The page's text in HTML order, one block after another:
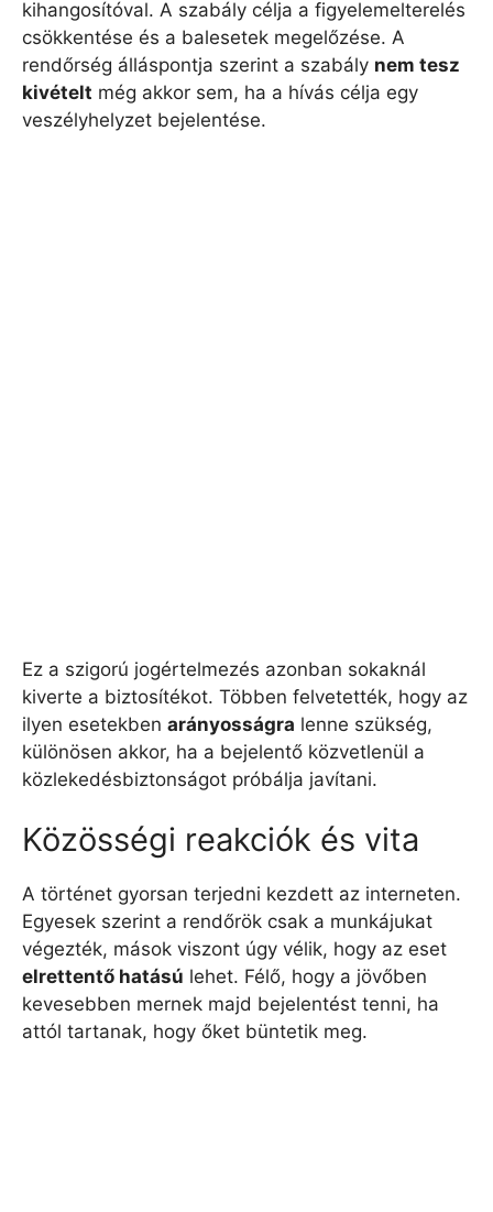
kihangosítóval. A szabály célja a figyelemelterelés
csökkentése és a balesetek megelőzése. A
rendőrség álláspontja szerint a szabály nem tesz
kivételt még akkor sem, ha a hívás célja egy
veszélyhelyzet bejelentése.
Ez a szigorú jogértelmezés azonban sokaknál
kiverte a biztosítékot. Többen felvetették, hogy az
ilyen esetekben arányosságra lenne szükség,
különösen akkor, ha a bejelentő közvetlenül a
közlekedésbiztonságot próbálja javítani.
Közösségi reakciók és vita
A történet gyorsan terjedni kezdett az interneten.
Egyesek szerint a rendőrök csak a munkájukat
végezték, mások viszont úgy vélik, hogy az eset
elrettentő hatású lehet. Félő, hogy a jövőben
kevesebben mernek majd bejelentést tenni, ha
attól tartanak, hogy őket büntetik meg.